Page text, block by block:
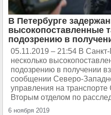
В Петербурге
высокопоставленные
подозрению в
05.11.2019 – 21:54 В
несколько
подозрению в получении
сообщении Северо-
управления на транспорте
Вторым отделом по
6 ноября 2019